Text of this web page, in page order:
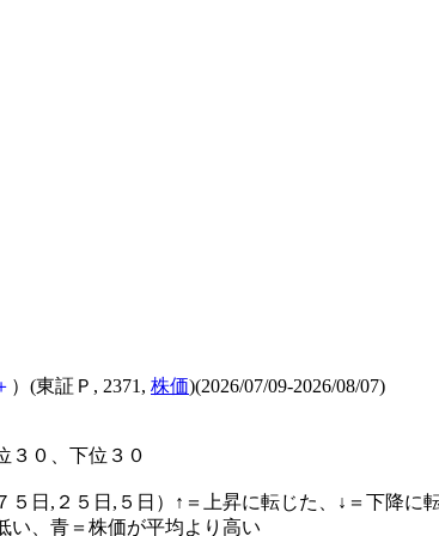
）(東証Ｐ, 2371, 株価)(2026/07/09-2026/08/07)
３０、下位３０
５日,２５日,５日）↑＝上昇に転じた、↓＝下降に
い、青＝株価が平均より高い